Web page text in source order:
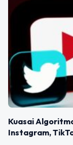
Kuasai
Instagram,